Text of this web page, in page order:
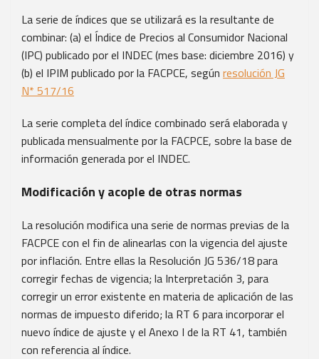
La serie de índices que se utilizará es la resultante de
combinar: (a) el Índice de Precios al Consumidor Nacional
(IPC) publicado por el INDEC (mes base: diciembre 2016) y
(b) el IPIM publicado por la FACPCE, según resolución JG
N* 517/16
La serie completa del índice combinado será elaborada y
publicada mensualmente por la FACPCE, sobre la base de
información generada por el INDEC.
Modificación y acople de otras normas
La resolución modifica una serie de normas previas de la
FACPCE con el fin de alinearlas con la vigencia del ajuste
por inflación. Entre ellas la Resolución JG 536/18 para
corregir fechas de vigencia; la Interpretación 3, para
corregir un error existente en materia de aplicación de las
normas de impuesto diferido; la RT 6 para incorporar el
nuevo índice de ajuste y el Anexo I de la RT 41, también
con referencia al índice.